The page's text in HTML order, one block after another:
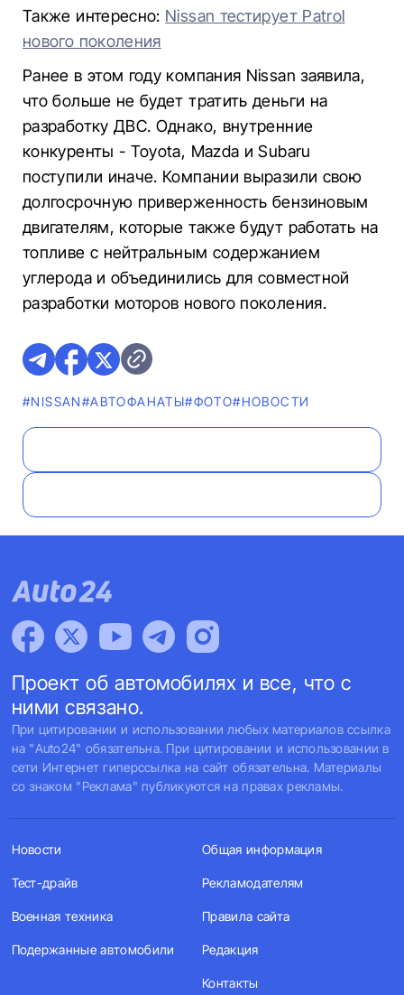
Также интересно: Nissan тестирует Patrol
нового поколения
Ранее в этом году компания Nissan заявила,
что больше не будет тратить деньги на
разработку ДВС. Однако, внутренние
конкуренты - Toyota, Mazda и Subaru
поступили иначе. Компании выразили свою
долгосрочную приверженность бензиновым
двигателям, которые также будут работать на
топливе с нейтральным содержанием
углерода и объединились для совместной
разработки моторов нового поколения.
#NISSAN#AВТОФАНАТЫ#ФОТО#НОВОСТИ
Проект об автомобилях и все, что с
ними связано.
При цитировании и использовании любых материалов ссылка
на "Auto24" обязательна. При цитировании и использовании в
сети Интернет гиперссылка на сайт обязательна. Материалы
со знаком "Реклама" публикуются на правах рекламы.
Новости
Тест-драйв
Военная техника
Подержанные автомобили
Общая информация
Рекламодателям
Правила сайта
Редакция
Контакты